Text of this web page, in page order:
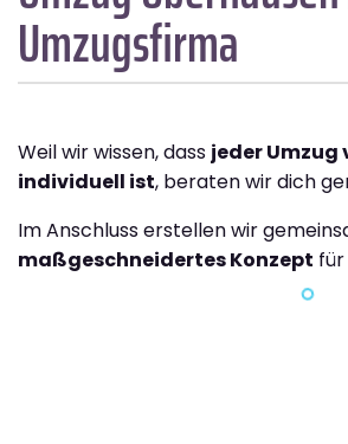
Umzugsfirma
Weil wir wissen, dass jeder Umzug
individuell ist, beraten wir dich
Im Anschluss erstellen wir
maßgeschneidertes Konzept